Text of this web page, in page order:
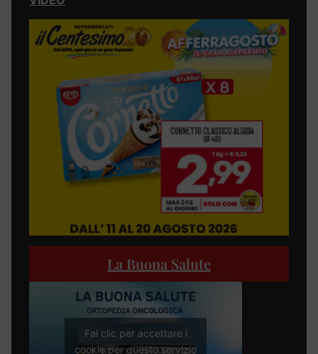
La Buona Salute
Fai clic per accettare i
cookie per questo servizio